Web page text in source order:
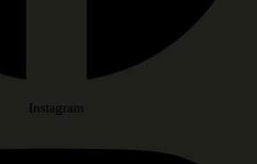
Instagram